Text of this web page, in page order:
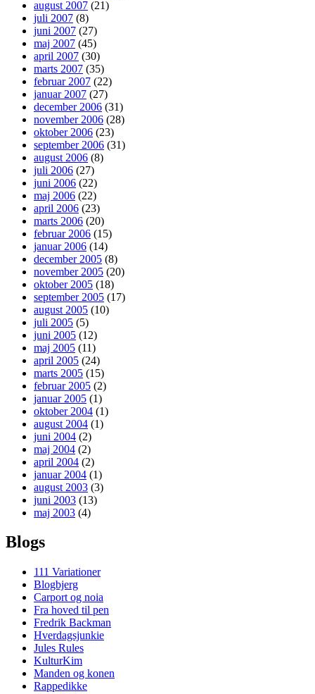
august 2007 (21)
juli 2007 (8)
juni 2007 (27)
maj 2007 (45)
april 2007 (30)
marts 2007 (35)
februar 2007 (22)
januar 2007 (27)
december 2006 (31)
november 2006 (28)
oktober 2006 (23)
september 2006 (31)
august 2006 (8)
juli 2006 (27)
juni 2006 (22)
maj 2006 (22)
april 2006 (23)
marts 2006 (20)
februar 2006 (15)
januar 2006 (14)
december 2005 (8)
november 2005 (20)
oktober 2005 (18)
september 2005 (17)
august 2005 (10)
juli 2005 (5)
juni 2005 (12)
maj 2005 (11)
april 2005 (24)
marts 2005 (15)
februar 2005 (2)
januar 2005 (1)
oktober 2004 (1)
august 2004 (1)
juni 2004 (2)
maj 2004 (2)
april 2004 (2)
januar 2004 (1)
august 2003 (3)
juni 2003 (13)
maj 2003 (4)
Blogs
111 Variationer
Blogbjerg
Carport og noia
Fra hoved til pen
Fredrik Backman
Hverdagsjunkie
Jules Rules
KulturKim
Manden og konen
Rappedikke